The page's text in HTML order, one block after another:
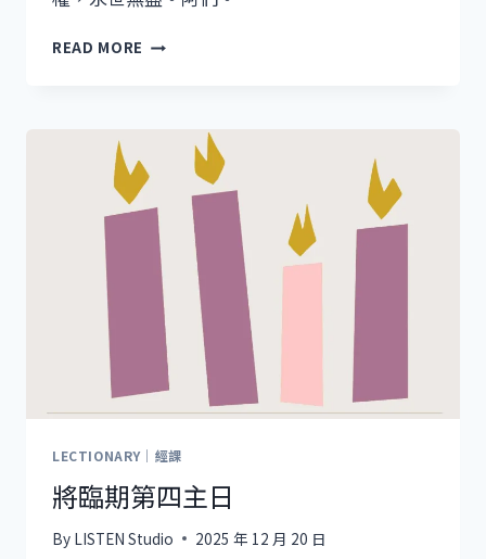
READ MORE
LECTIONARY｜經課
將臨期第四主日
By LISTEN Studio 2025 年 12 月 20 日